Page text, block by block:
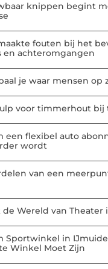
knippen begint
fouten bij het
en achteromgangen
je waar mensen op
voor timmerhout
een flexibel auto
wordt
van een
Wereld van Theater
Sportwinkel in
Winkel Moet Zijn